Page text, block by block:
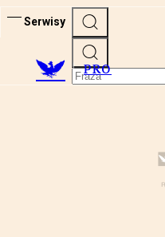
Serwisy
PRO